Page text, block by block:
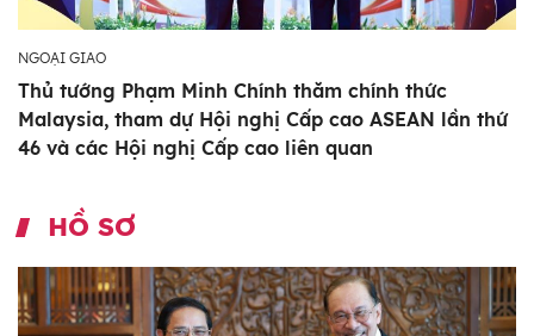
NGOẠI GIAO
Thủ tướng Phạm Minh Chính thăm chính thức
Malaysia, tham dự Hội nghị Cấp cao ASEAN lần thứ
46 và các Hội nghị Cấp cao liên quan
HỒ SƠ